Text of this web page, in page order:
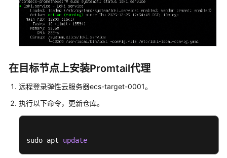
景
码
例
常
在目标节点上安装Promtail代理
远程登录弹性云服务器ecs-target-0001。
执行以下命令，更新仓库。
sudo apt update